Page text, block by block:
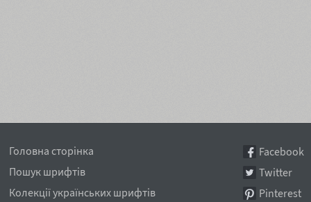
Головна сторінка
Пошук шрифтів
Колекції українських шрифтів
Facebook
Twitter
Pinterest